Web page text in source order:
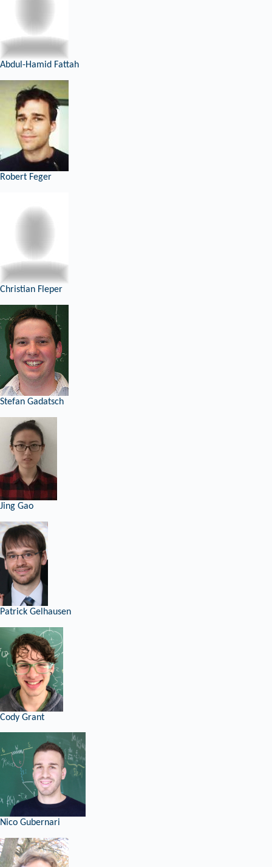
Abdul-Hamid Fattah
Robert Feger
Christian Fleper
Stefan Gadatsch
Jing Gao
Patrick Gelhausen
Cody Grant
Nico Gubernari